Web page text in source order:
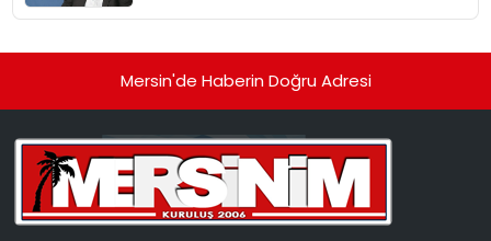
Mersin'de Haberin Doğru Adresi